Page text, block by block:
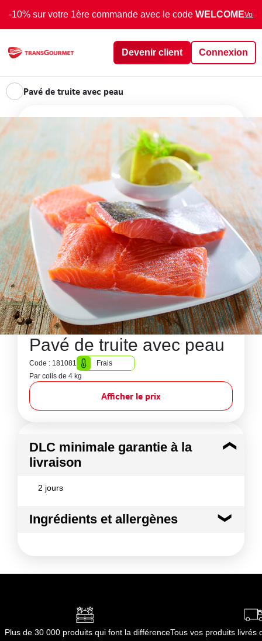
-10% sur votre 1ère commande avec le code WELCOMEVoir
Devenir client Connexion
Pavé de truite avec peau
Pavé de truite avec peau
Code : 181081
Frais
Par colis de 4 kg
Afficher le prix
DLC minimale garantie à la
livraison
2 jours
Ingrédients et allergènes
par le(s) fournisseur(s) de Transgourmet
Opérations
Plus de 30 000 produits qui font la différenceTous vos produits livrés